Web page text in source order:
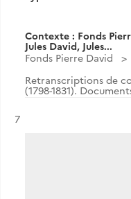
Contexte : Fonds
Jules David, Jules...
Fonds Pierre David
Retranscriptions de
(1798-1831).
Résultat n°
7